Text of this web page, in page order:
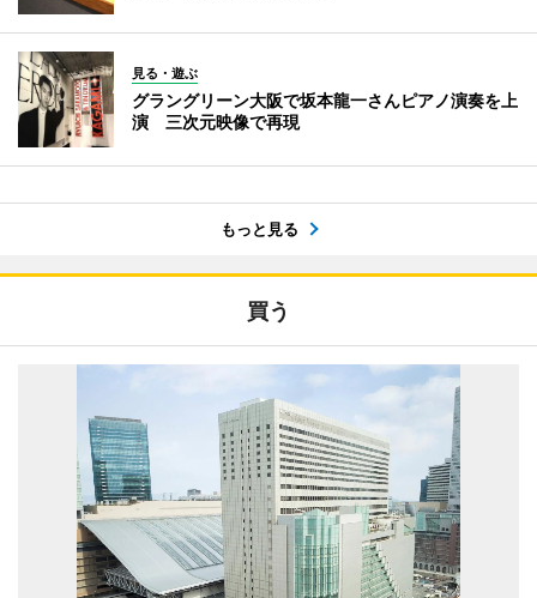
見る・遊ぶ
グラングリーン大阪で坂本龍一さんピアノ演奏を上
演 三次元映像で再現
もっと見る
買う